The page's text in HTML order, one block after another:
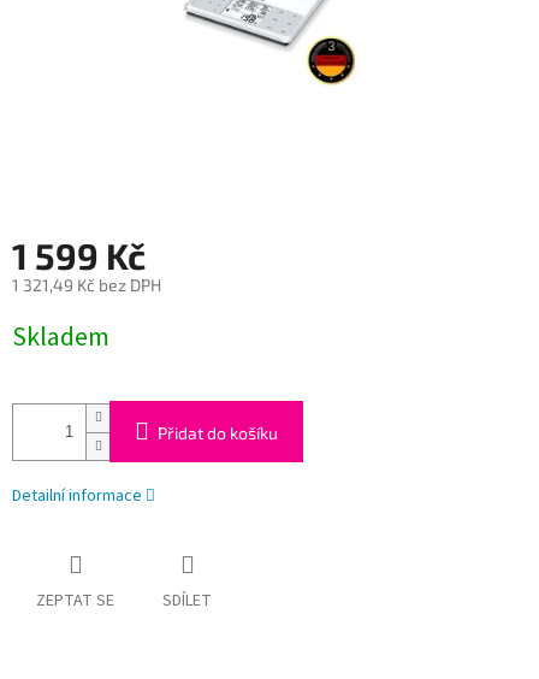
1 599 Kč
1 321,49 Kč bez DPH
cena:
Skladem
Přidat do košíku
Detailní informace
ZEPTAT SE SDÍLET